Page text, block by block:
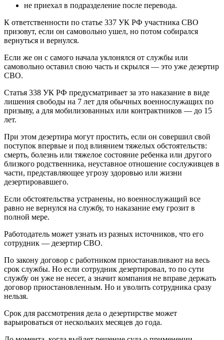
не приехал в подразделение после перевода.
К ответственности по статье 337 УК РФ участника СВО
призовут, если он самовольно ушел, но потом собирался
вернуться и вернулся.
Если же он с самого начала уклонялся от службы или
самовольно оставил свою часть и скрылся — это уже дезертир
СВО.
Статья 338 УК РФ предусматривает за это наказание в виде
лишения свободы на 7 лет для обычных военнослужащих по
призыву, а для мобилизованных или контрактников — до 15
лет.
При этом дезертира могут простить, если он совершил свой
поступок впервые и под влиянием тяжелых обстоятельств:
смерть, болезнь или тяжелое состояние ребенка или другого
близкого родственника, неуставное отношение сослуживцев в
части, представляющее угрозу здоровью или жизни
дезертировавшего.
Если обстоятельства устранены, но военнослужащий все
равно не вернулся на службу, то наказание ему грозит в
полной мере.
Работодатель может узнать из разных источников, что его
сотрудник — дезертир СВО.
По закону договор с работником приостанавливают на весь
срок службы. Но если сотрудник дезертировал, то по сути
службу он уже не несет, а значит компания не вправе держать
договор приостановленным. Но и уволить сотрудника сразу
нельзя.
Срок для рассмотрения дела о дезертирстве может
варьироваться от нескольких месяцев до года.